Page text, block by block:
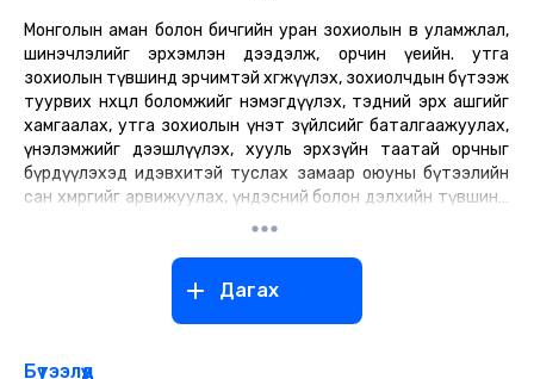
Монголын аман болон бичгийн уран зохиолын өв уламжлал,
шинэчлэлийг эрхэмлэн дээдэлж, орчин үеийн. утга
зохиолын түвшинд эрчимтэй хөгжүүлэх, зохиолчдын бүтээж
туурвих нөхцөл боломжийг нэмэгдүүлэх, тэдний эрх ашгийг
хамгаалах, утга зохиолын үнэт зүйлсийг баталгаажуулах,
үнэлэмжийг дээшлүүлэх, хууль эрхзүйн таатай орчныг
бүрдүүлэхэд идэвхитэй туслах замаар оюуны бүтээлийн
сан хөмрөгийг арвижуулах, үндэсний болон дэлхийн түвшинд
шилдэг уран бүтээл туурвих, ард түмэндээ зориулан оюун
976-11-327964, 11-327964,
Дагах
Бүтээлүүд